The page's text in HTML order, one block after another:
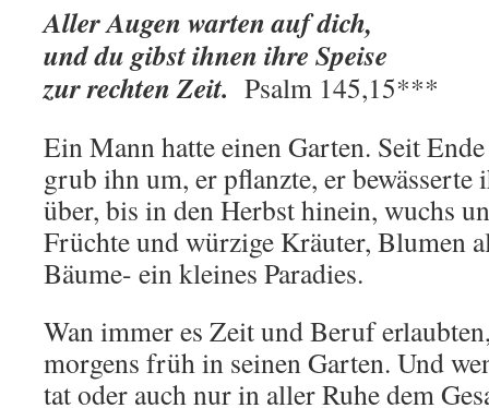
Aller Augen warten auf dich,
und du gibst ihnen ihre Speise
zur rechten Zeit. Psalm 145,15***
Ein Mann hatte einen Garten. Seit
grub ihn um, er pflanzte, er bewässerte
über, bis in den Herbst hinein, wuchs
Früchte und würzige Kräuter, Blumen
Bäume- ein kleines Paradies.
Wan immer es Zeit und Beruf
morgens früh in seinen Garten. Und
tat oder auch nur in aller Ruhe dem